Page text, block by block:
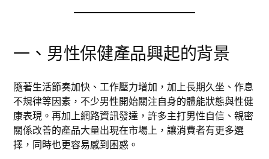
一、男性保健產品興起的背景
隨著生活節奏加快、工作壓力增加，加上長期久坐、作息
不規律等因素，不少男性開始關注自身的體能狀態與性健
康表現。再加上網路資訊發達，許多主打男性自信、親密
關係改善的產品大量出現在市場上，讓消費者有更多選
擇，同時也更容易感到困惑。